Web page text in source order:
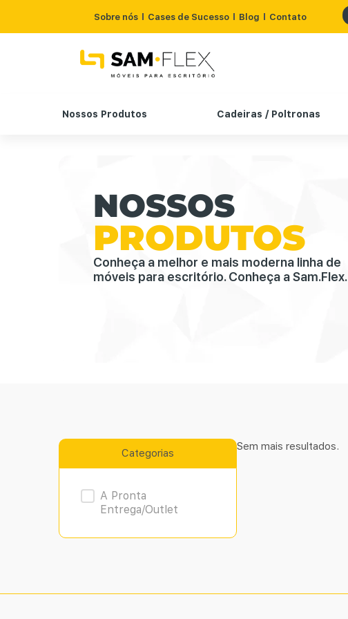
Sobre nós Cases de Sucesso Blog Contato
Nossos Produtos Cadeiras / Poltronas
NOSSOS
PRODUTOS
Conheça a melhor e mais moderna linha de
móveis para escritório. Conheça a Sam.Flex.
Categorias
Product Archive
A Pronta
Entrega/Outlet
Sem mais resultados.